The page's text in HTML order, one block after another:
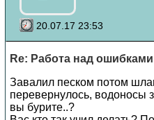
20.07.17 23:53
Re: Работа над ошибками
Завалил песком потом
перевернулось, водоносы
вы бурите..?